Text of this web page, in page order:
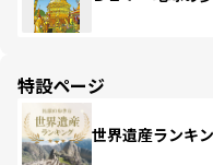
特設ページ
世界遺産ランキ